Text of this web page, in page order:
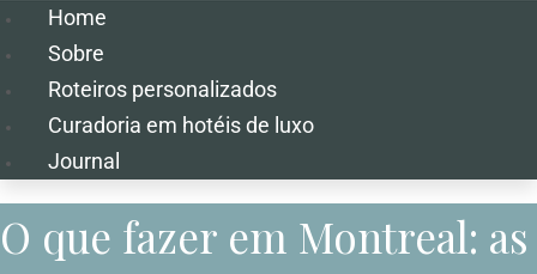
Home
Sobre
Roteiros personalizados
Curadoria em hotéis de luxo
Journal
O que fazer em Montreal: as